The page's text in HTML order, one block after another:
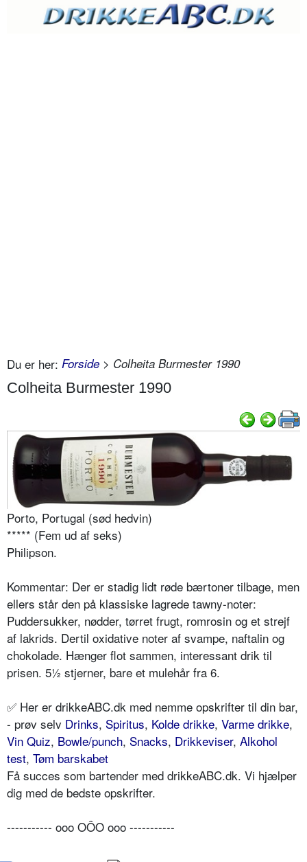
Du er her: Forside > Colheita Burmester 1990
Colheita Burmester 1990
Porto, Portugal (sød hedvin)
***** (Fem ud af seks)
Philipson.
Kommentar: Der er stadig lidt røde bærtoner tilbage, men
ellers står den på klassiske lagrede tawny-noter:
Puddersukker, nødder, tørret frugt, romrosin og et strejf
af lakrids. Dertil oxidative noter af svampe, naftalin og
chokolade. Hænger flot sammen, interessant drik til
prisen. 5½ stjerner, bare et mulehår fra 6.
✅ Her er drikkeABC.dk med nemme opskrifter til din bar,
- prøv selv Drinks, Spiritus, Kolde drikke, Varme drikke,
Vin Quiz, Bowle/punch, Snacks, Drikkeviser, Alkohol
test, Tøm barskabet
Få succes som bartender med drikkeABC.dk. Vi hjælper
dig med de bedste opskrifter.
----------- ooo OÔO ooo -----------